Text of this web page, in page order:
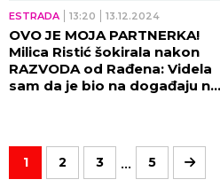
ESTRADA 13:20 13.12.2024
OVO JE MOJA PARTNERKA!
Milica Ristić šokirala nakon
RAZVODA od Rađena: Videla
sam da je bio na događaju na
1 2 3 ... 5